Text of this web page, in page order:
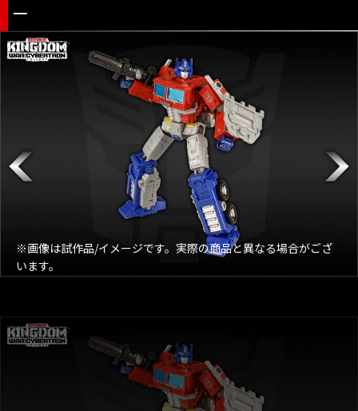
ー
※画像は試作品/イメージです。実際の商品と異なる場合がござ
います。